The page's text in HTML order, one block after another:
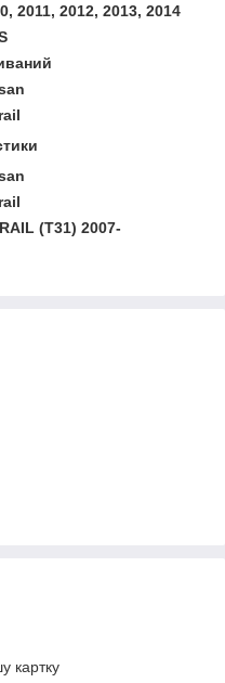
2011, 2012, 2013, 2014
(T31) 2007-
картку